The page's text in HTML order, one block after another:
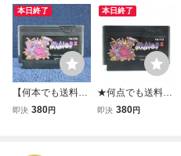
本日終了
【何本でも送料23
0円！出品多数】
即決 380円
本日終了
★何点でも送料１
８５円★ アルカノ
即決 380円